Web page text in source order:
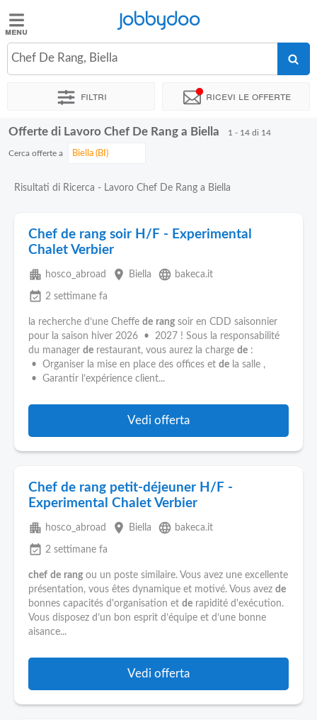
Jobbydoo
Offerte
Stipendi
Elenco
Blog
Pubblica
Offerte
Area
Jobbydoo
Chef De Rang, Biella
Filtri Ricevi le offerte
Offerte di Lavoro Chef De Rang a Biella 1 - 14 di 14
Cerca offerte a
Risultati di Ricerca - Lavoro Chef De Rang a Biella
Chef de rang soir H/F - Experimental
Chalet Verbier
apartment hosco_abroad place Biella language bakeca.it
event_available 2 settimane fa
la recherche d’une Cheffe de rang soir en CDD saisonnier
pour la saison hiver 2026 • 2027 ! Sous la responsabilité
du manager de restaurant, vous aurez la charge de :
• Organiser la mise en place des offices et de la salle ,
• Garantir l’expérience client...
Vedi offerta
Chef de rang petit-déjeuner H/F -
Experimental Chalet Verbier
apartment hosco_abroad place Biella language bakeca.it
event_available 2 settimane fa
chef de rang ou un poste similaire. Vous avez une excellente
présentation, vous êtes dynamique et motivé. Vous avez de
bonnes capacités d'organisation et de rapidité d'exécution.
Vous disposez d’un bon esprit d’équipe et d’une bonne
aisance...
Vedi offerta